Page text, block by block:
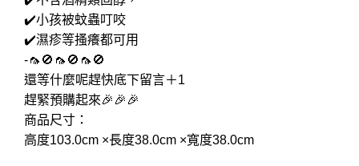
✔️小孩被蚊蟲叮咬
✔️濕疹等搔癢都可用
-🦟🚫🦟🚫🦟🚫
還等什麼呢趕快底下留言＋1
趕緊預購起來🎉🎉🎉
商品尺寸：
高度103.0cm ×長度38.0cm ×寬度38.0cm